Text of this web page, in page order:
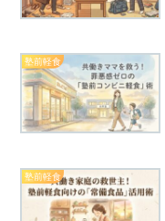
塾前軽食
塾前軽食